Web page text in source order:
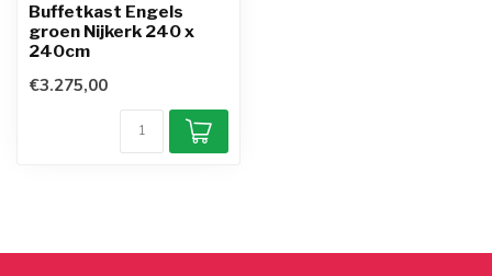
Buffetkast Engels
groen Nijkerk 240 x
240cm
€3.275,00